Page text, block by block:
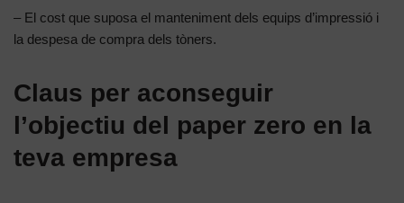
– El cost que suposa el manteniment dels equips d’impressió i
la despesa de compra dels tòners.
Claus per aconseguir
l’objectiu del paper zero en la
teva empresa